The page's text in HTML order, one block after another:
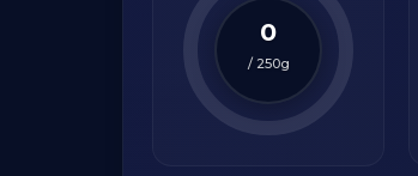
0
/ 250g